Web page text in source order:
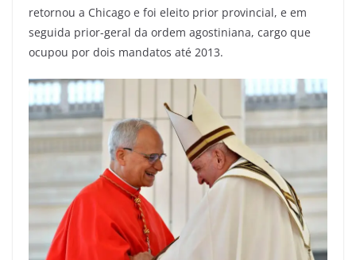
retornou a Chicago e foi eleito prior provincial, e em
seguida prior-geral da ordem agostiniana, cargo que
ocupou por dois mandatos até 2013.